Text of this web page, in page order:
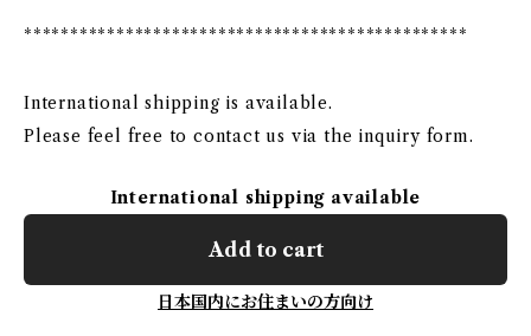
************************************************
International shipping is available.
Please feel free to contact us via the inquiry form.
International shipping available
Add to cart
日本国内にお住まいの方向け